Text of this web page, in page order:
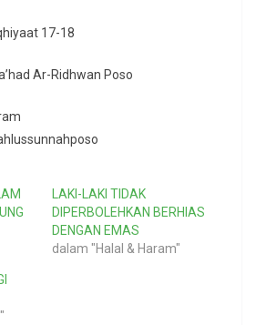
17-18
Ar-Ridhwan Poso
LAKI-LAKI TIDAK
DIPERBOLEHKAN BERHIAS
DENGAN EMAS
dalam "Halal & Haram"